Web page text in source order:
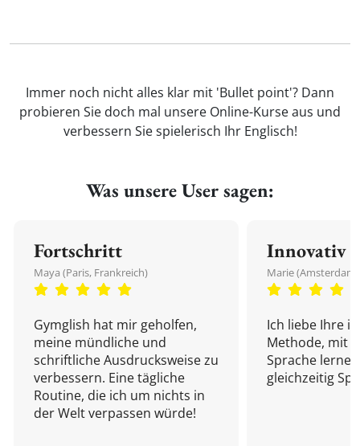
Immer noch nicht alles klar mit 'Bullet point'? Dann
probieren Sie doch mal unsere Online-Kurse aus und
verbessern Sie spielerisch Ihr Englisch!
Was unsere User sagen:
Fortschritt
Maya (Paris, Frankreich)
Gymglish hat mir geholfen,
meine mündliche und
schriftliche Ausdrucksweise zu
verbessern. Eine tägliche
Routine, die ich um nichts in
der Welt verpassen würde!
Innovativ
Marie
Ich liebe Ihre
Methode, mit
Sprache
gleichzeitig